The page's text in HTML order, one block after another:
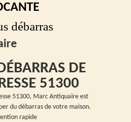
débarras
DE
51300
51300, Marc Antiquaire est
du débarras de votre maison.
rapide